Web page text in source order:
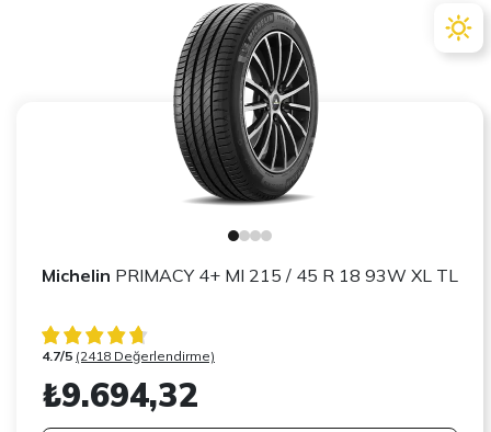
Michelin PRIMACY 4+ MI 215 / 45 R 18 93W XL TL
4.7/5 (2418 Değerlendirme)
₺9.694,32